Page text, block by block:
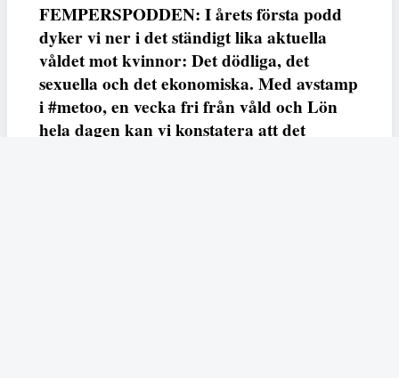
FEMPERSPODDEN: I årets första podd
dyker vi ner i det ständigt lika aktuella
våldet mot kvinnor: Det dödliga, det
sexuella och det ekonomiska. Med avstamp
i #metoo, en vecka fri från våld och Lön
hela dagen kan vi konstatera att det